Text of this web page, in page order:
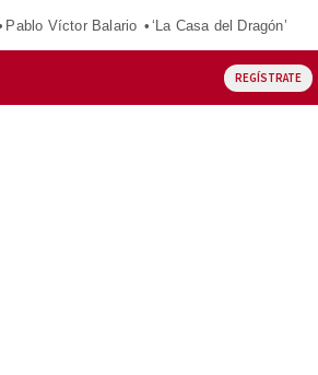
Pablo Víctor Balario ‘La Casa del Dragón’
REGÍSTRATE